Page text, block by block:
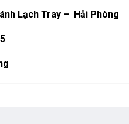
Lạch Tray – Hải Phòng